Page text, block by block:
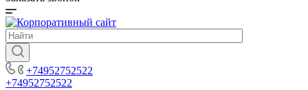
+74952752522
+74952752522